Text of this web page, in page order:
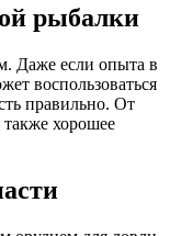
рыбалки
Даже если опыта в
воспользоваться
правильно. От
также хорошее